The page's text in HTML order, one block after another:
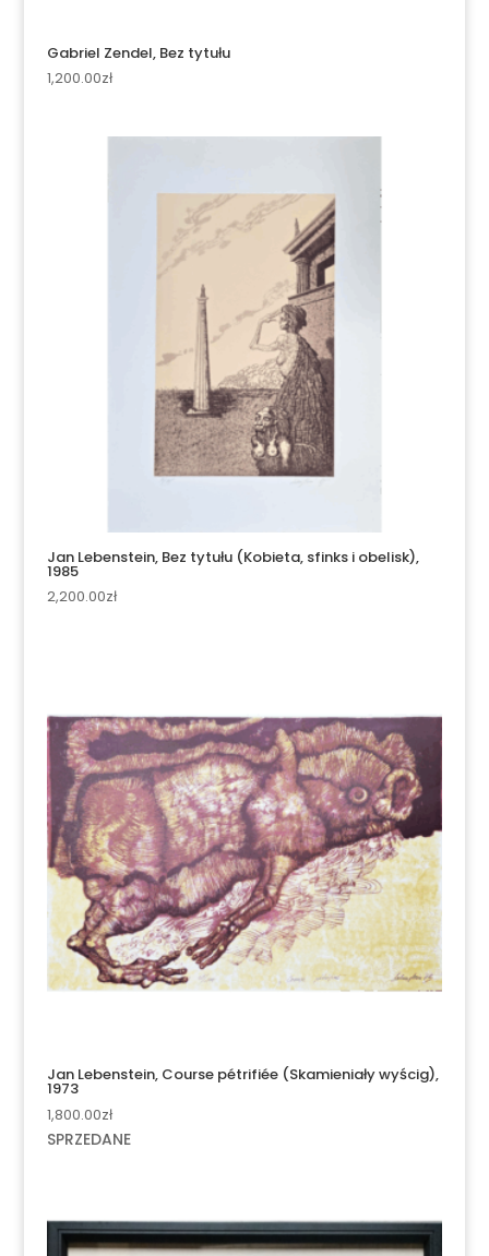
Gabriel Zendel, Bez tytułu
1,200.00zł
Jan Lebenstein, Bez tytułu (Kobieta, sfinks i obelisk),
1985
2,200.00zł
Jan Lebenstein, Course pétrifiée (Skamieniały wyścig),
1973
1,800.00zł
SPRZEDANE